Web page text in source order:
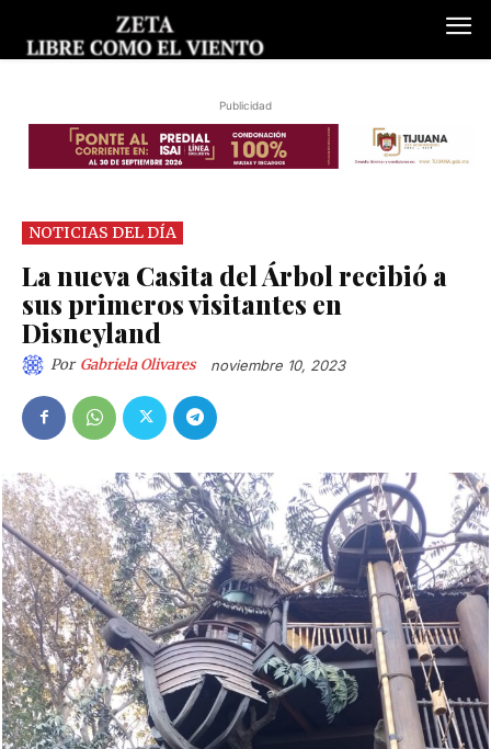
Publicidad
NOTICIAS DEL DÍA
La nueva Casita del Árbol recibió a
sus primeros visitantes en
Disneyland
Por Gabriela Olivares noviembre 10, 2023